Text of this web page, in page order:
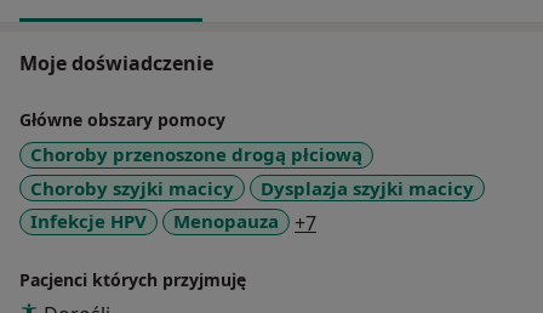
Moje doświadczenie
Główne obszary pomocy
Choroby przenoszone drogą płciową
Choroby szyjki macicy
Dysplazja szyjki macicy
Infekcje HPV
Menopauza +7a11y_sr_more_diseases
Pacjenci których przyjmuję